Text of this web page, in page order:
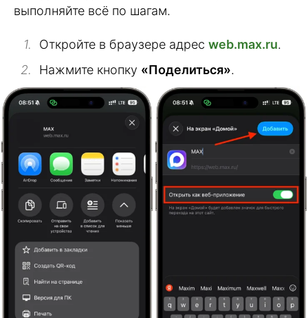
выполняйте всё по шагам.
Откройте в браузере адрес web.max.ru.
Нажмите кнопку «Поделиться».